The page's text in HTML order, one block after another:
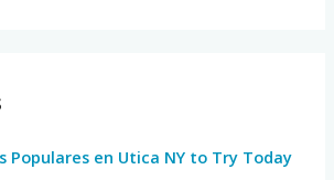
Populares en Utica NY to Try Today